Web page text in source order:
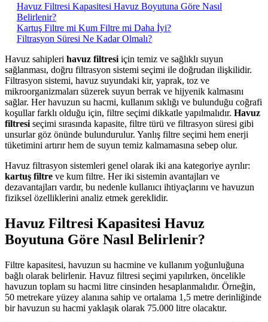
Havuz Filtresi Kapasitesi Havuz Boyutuna Göre Nasıl
Belirlenir?
Kartuş Filtre mi Kum Filtre mi Daha İyi?
Filtrasyon Süresi Ne Kadar Olmalı?
Havuz sahipleri havuz filtresi için temiz ve sağlıklı suyun
sağlanması, doğru filtrasyon sistemi seçimi ile doğrudan ilişkilidir.
Filtrasyon sistemi, havuz suyundaki kir, yaprak, toz ve
mikroorganizmaları süzerek suyun berrak ve hijyenik kalmasını
sağlar. Her havuzun su hacmi, kullanım sıklığı ve bulunduğu coğrafi
koşullar farklı olduğu için, filtre seçimi dikkatle yapılmalıdır. Havuz
filtresi seçimi sırasında kapasite, filtre türü ve filtrasyon süresi gibi
unsurlar göz önünde bulundurulur. Yanlış filtre seçimi hem enerji
tüketimini artırır hem de suyun temiz kalmamasına sebep olur.
Havuz filtrasyon sistemleri genel olarak iki ana kategoriye ayrılır:
kartuş filtre ve kum filtre. Her iki sistemin avantajları ve
dezavantajları vardır, bu nedenle kullanıcı ihtiyaçlarını ve havuzun
fiziksel özelliklerini analiz etmek gereklidir.
Havuz Filtresi Kapasitesi Havuz
Boyutuna Göre Nasıl Belirlenir?
Filtre kapasitesi, havuzun su hacmine ve kullanım yoğunluğuna
bağlı olarak belirlenir. Havuz filtresi seçimi yapılırken, öncelikle
havuzun toplam su hacmi litre cinsinden hesaplanmalıdır. Örneğin,
50 metrekare yüzey alanına sahip ve ortalama 1,5 metre derinliğinde
bir havuzun su hacmi yaklaşık olarak 75.000 litre olacaktır.